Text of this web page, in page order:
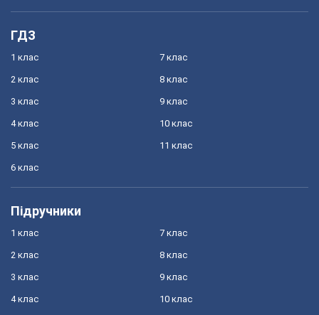
ГДЗ
1 клас
2 клас
3 клас
4 клас
5 клас
6 клас
7 клас
8 клас
9 клас
10 клас
11 клас
Підручники
1 клас
2 клас
3 клас
4 клас
7 клас
8 клас
9 клас
10 клас